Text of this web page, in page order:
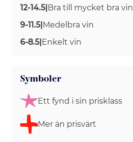
12-14.5| Bra till mycket bra vin
9-11.5| Medelbra vin
6-8.5| Enkelt vin
Symboler
Ett fynd i sin prisklass
Mer än prisvärt